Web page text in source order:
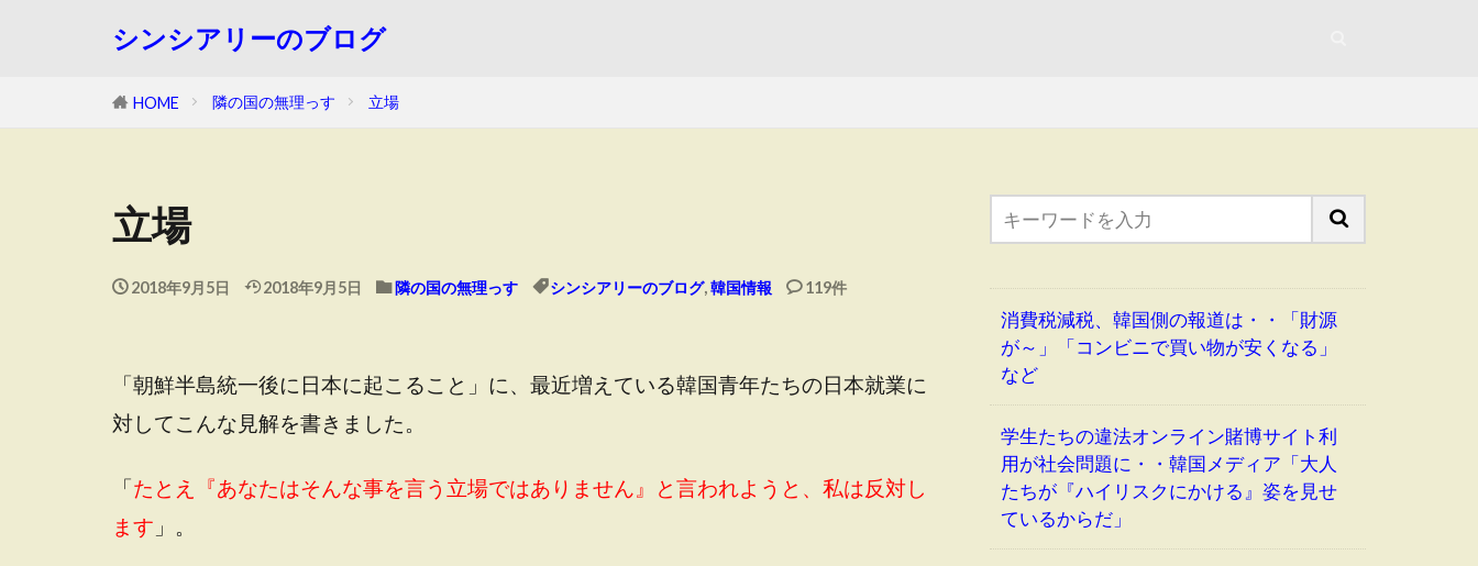
シンシアリーのブログ
HOME 隣の国の無理っす 立場
立場
2018年9月5日 2018年9月5日 隣の国の無理っす シンシアリーのブログ,韓国情報 119件
「朝鮮半島統一後に日本に起こること」に、最近増えている韓国青年たちの日本就業に
対してこんな見解を書きました。
「たとえ『あなたはそんな事を言う立場ではありません』と言われようと、私は反対し
ます 」。
消費税減税、韓国側の報道は・・「財源
が～」「コンビニで買い物が安くなる」
など
学生たちの違法オンライン賭博サイト利
用が社会問題に・・韓国メディア「大人
たちが『ハイリスクにかける』姿を見せ
ているからだ」